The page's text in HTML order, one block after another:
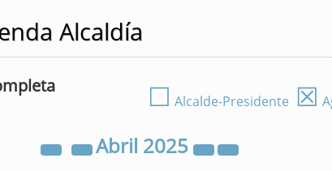
Alcaldía
☐ Alcalde-Presidente ☒
Abril 2025